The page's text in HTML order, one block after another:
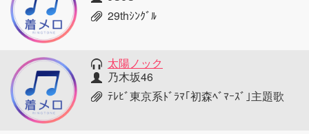
29thｼﾝｸﾞﾙ
太陽ノック
乃木坂46
ﾃﾚﾋﾞ東京系ﾄﾞﾗﾏ｢初森ﾍﾞﾏｰｽﾞ｣主題歌